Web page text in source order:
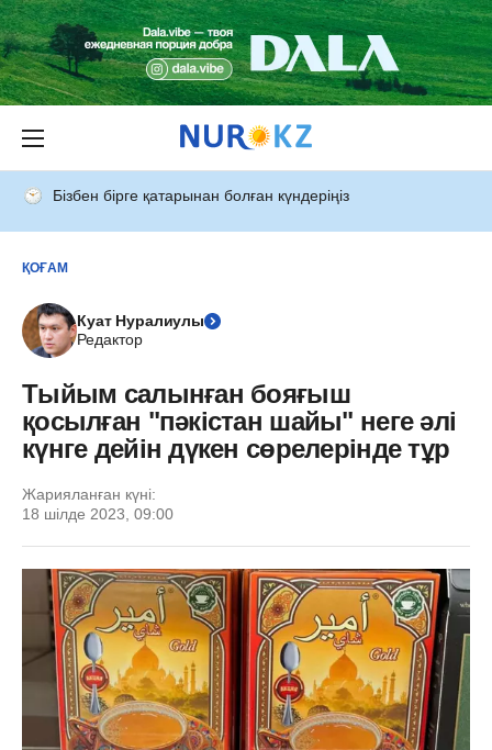
Бізбен бірге қатарынан болған күндеріңіз
ҚОҒАМ
Куат Нуралиулы
Редактор
Тыйым салынған бояғыш
қосылған "пәкістан шайы" неге әлі
күнге дейін дүкен сөрелерінде тұр
Жарияланған күні:
18 шілде 2023, 09:00